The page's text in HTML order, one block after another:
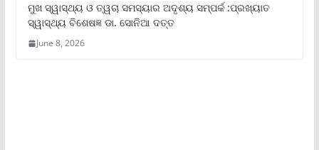
ମୁଖ ସ୍ୱାସ୍ଥ୍ୟ ଓ ତ୍ୱଚା ସମସ୍ୟାର ଅଦୃଶ୍ୟ ସମ୍ପର୍କ :ପ୍ରଖ୍ୟାତ
ସ୍ୱାସ୍ଥ୍ୟ ବିଶେଷଜ୍ଞ ଡା. ସୋନିଆ ଦତ୍ତ
June 8, 2026